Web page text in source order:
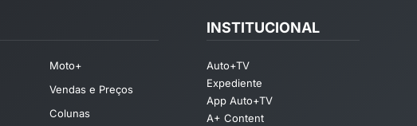
Moto+
Vendas e Preços
Colunas
INSTITUCIONAL
Auto+TV
Expediente
App Auto+TV
A+ Content